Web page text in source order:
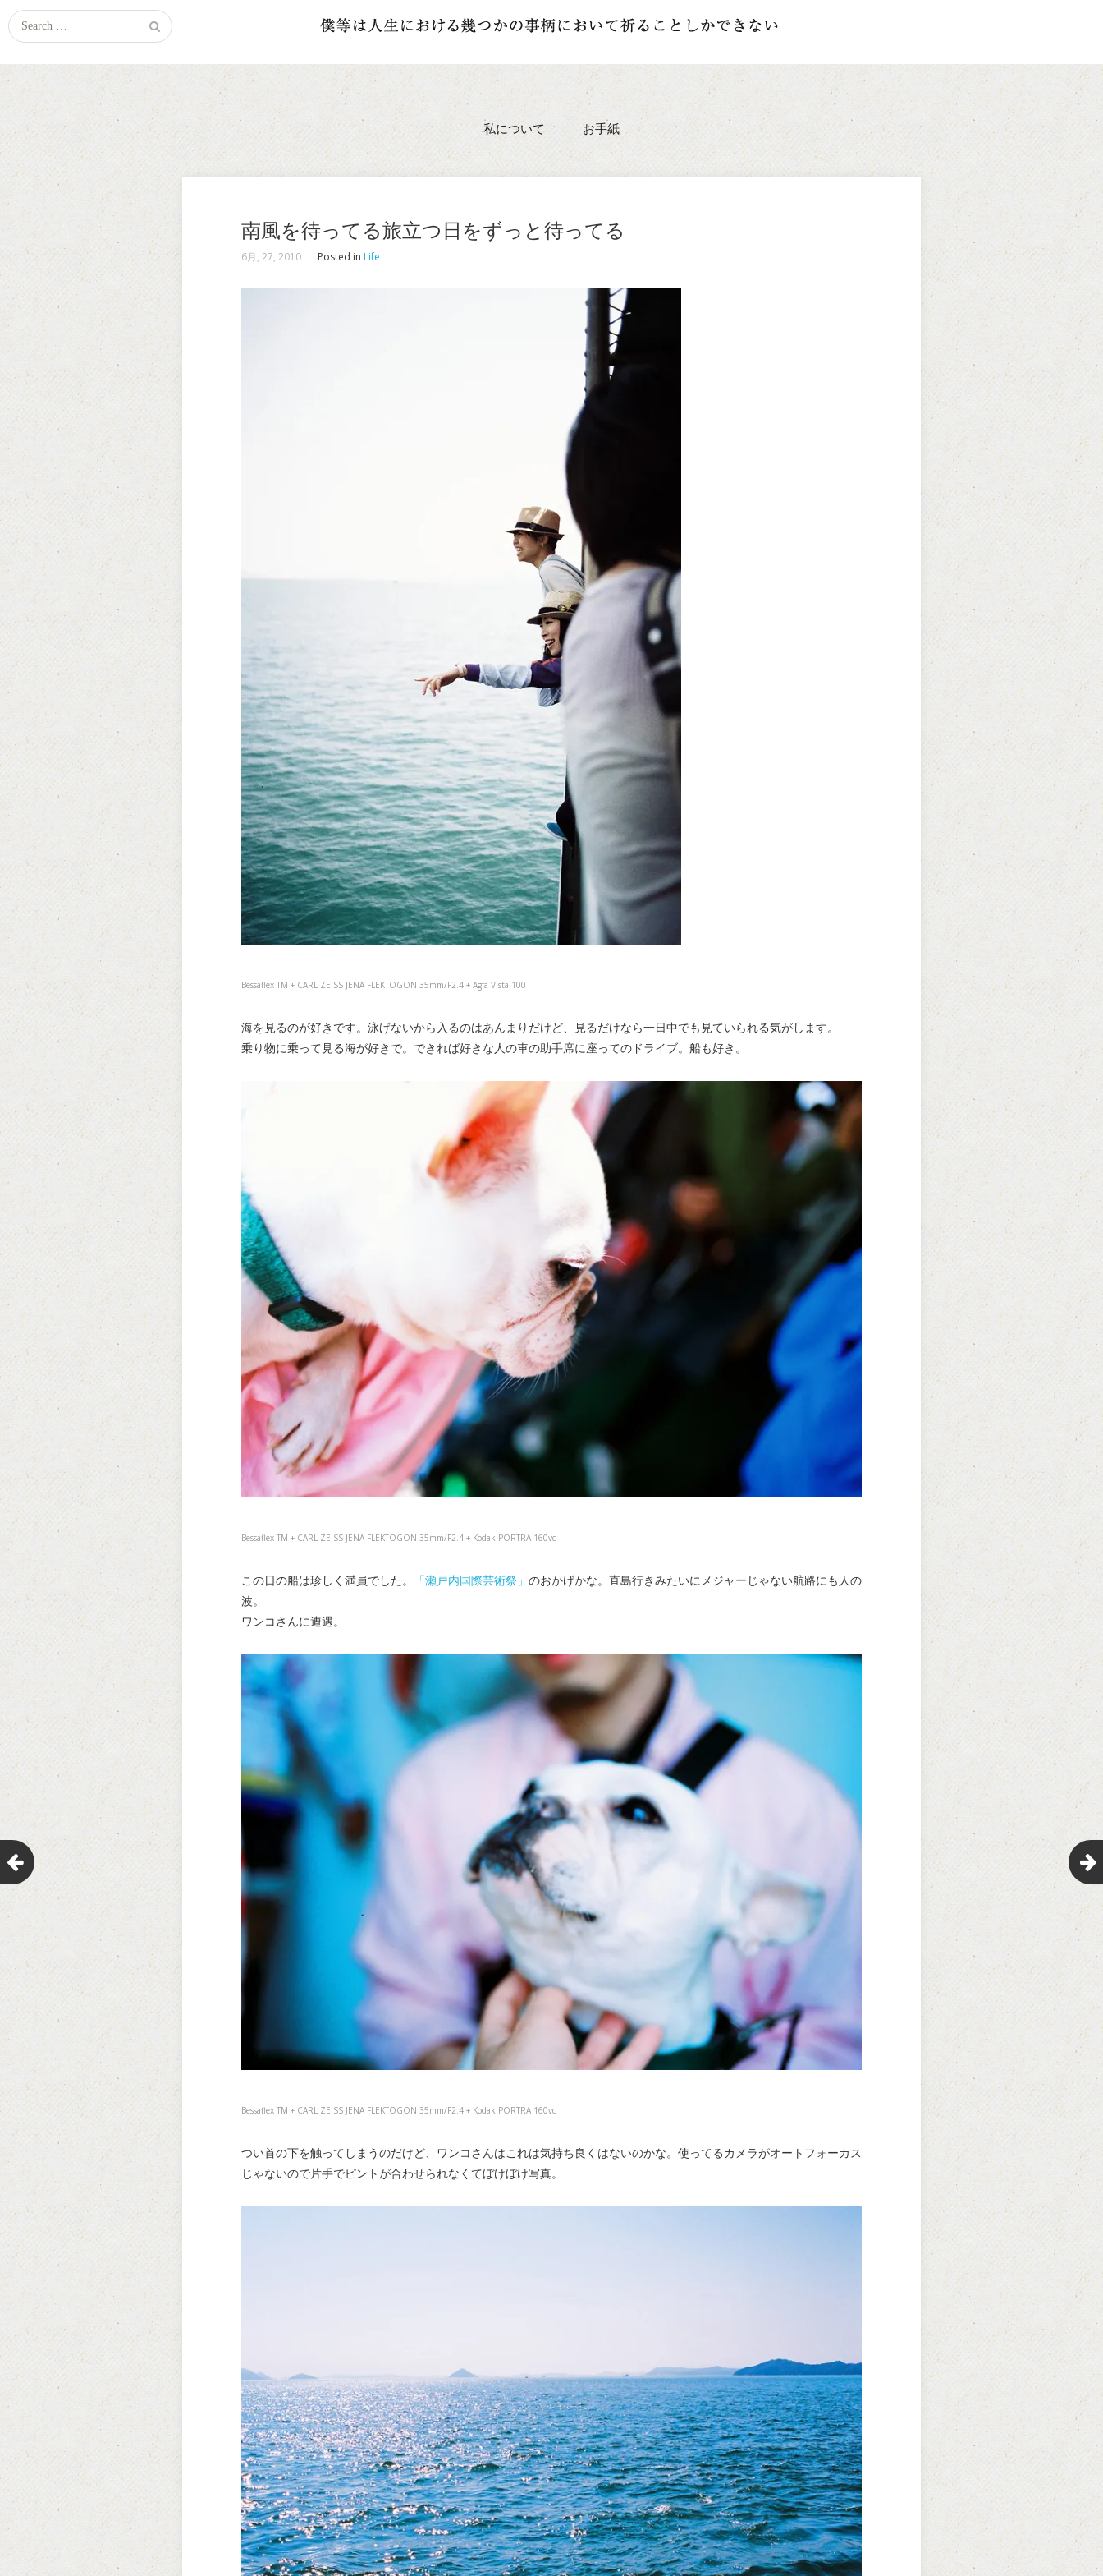
Search
for:
私について お手紙
南風を待ってる旅立つ日をずっと待ってる
6月, 27, 2010 Posted in Life
Bessaflex TM + CARL ZEISS JENA FLEKTOGON 35mm/F2.4 + Agfa Vista 100
海を見るのが好きです。泳げないから入るのはあんまりだけど、見るだけなら一日中でも見ていられる気がします。
乗り物に乗って見る海が好きで。できれば好きな人の車の助手席に座ってのドライブ。船も好き。
Bessaflex TM + CARL ZEISS JENA FLEKTOGON 35mm/F2.4 + Kodak PORTRA 160vc
この日の船は珍しく満員でした。 「瀬戸内国際芸術祭」 のおかげかな。直島行きみたいにメジャーじゃない航路にも人の
波。
ワンコさんに遭遇。
Bessaflex TM + CARL ZEISS JENA FLEKTOGON 35mm/F2.4 + Kodak PORTRA 160vc
つい首の下を触ってしまうのだけど、ワンコさんはこれは気持ち良くはないのかな。使ってるカメラがオートフォーカス
じゃないので片手でピントが合わせられなくてぼけぼけ写真。